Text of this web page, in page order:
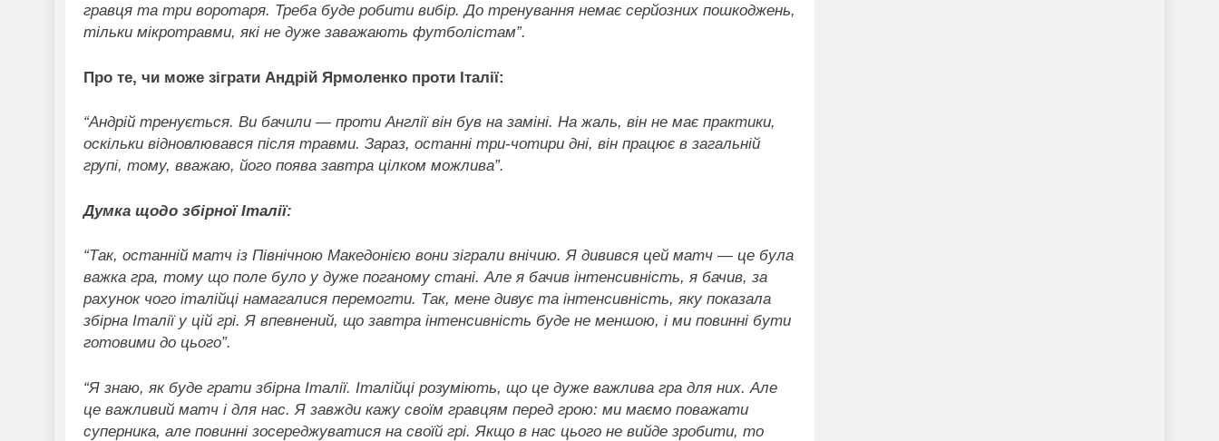
гравця та три воротаря. Треба буде робити вибір. До тренування немає серйозних пошкоджень,
тільки мікротравми, які не дуже заважають футболістам”.
Про те, чи може зіграти Андрій Ярмоленко проти Італії:
“Андрій тренується. Ви бачили — проти Англії він був на заміні. На жаль, він не має практики,
оскільки відновлювався після травми. Зараз, останні три-чотири дні, він працює в загальній
групі, тому, вважаю, його поява завтра цілком можлива”.
Думка щодо збірної Італії:
“Так, останній матч із Північною Македонією вони зіграли внічию. Я дивився цей матч — це була
важка гра, тому що поле було у дуже поганому стані. Але я бачив інтенсивність, я бачив, за
рахунок чого італійці намагалися перемогти. Так, мене дивує та інтенсивність, яку показала
збірна Італії у цій грі. Я впевнений, що завтра інтенсивність буде не меншою, і ми повинні бути
готовими до цього”.
“Я знаю, як буде грати збірна Італії. Італійці розуміють, що це дуже важлива гра для них. Але
це важливий матч і для нас. Я завжди кажу своїм гравцям перед грою: ми маємо поважати
суперника, але повинні зосереджуватися на своїй грі. Якщо в нас цього не вийде зробити, то